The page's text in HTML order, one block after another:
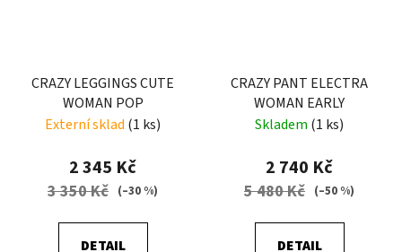
CRAZY LEGGINGS CUTE
WOMAN POP
Externí sklad (1 ks)
2 345 Kč
3 350 Kč (–30 %)
DETAIL
CRAZY PANT ELECTRA
WOMAN EARLY
Skladem (1 ks)
2 740 Kč
5 480 Kč (–50 %)
DETAIL